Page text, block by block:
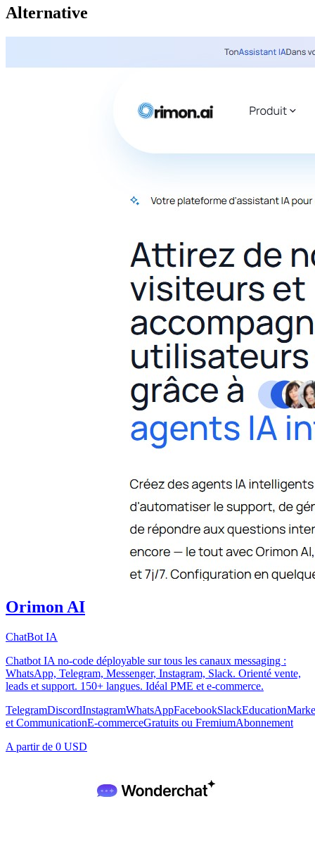
Alternative
Orimon AI
ChatBot IA
Chatbot IA no-code déployable sur tous les canaux messaging :
WhatsApp, Telegram, Messenger, Instagram, Slack. Orienté vente,
leads et support. 150+ langues. Idéal PME et e-commerce.
TelegramDiscordInstagramWhatsAppFacebookSlackEducation
et CommunicationE-commerceGratuits ou FremiumAbonnement
A partir de 0 USD